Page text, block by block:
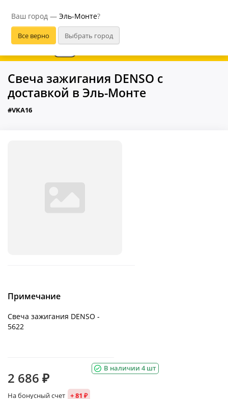
Ваш город — Эль-Монте?
В приложении удобнее
Свеча зажигания DENSO с
доставкой в Эль-Монте
#VKA16
Примечание
Свеча зажигания DENSO -
5622
В наличии 4 шт
2 686 ₽
На бонусный счет + 81 ₽